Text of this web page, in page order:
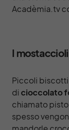
Acadèmia.tv
I mostaccioli
Piccoli
dicioccolato
chiamato
spesso